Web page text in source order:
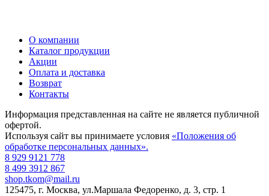
О компании
Каталог продукции
Акции
Оплата и доставка
Возврат
Контакты
Информация представленная на сайте не является публичной
офертой.
Используя сайт вы принимаете условия «Положения об
обработке персональных данных».
8 929 9121 778
8 499 3912 867
shop.tkom@mail.ru
125475, г. Москва, ул.Маршала Федоренко, д. 3, стр. 1